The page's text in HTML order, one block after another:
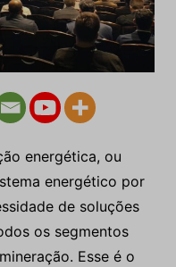
energética, ou
energético por
de soluções
os segmentos
Esse é o